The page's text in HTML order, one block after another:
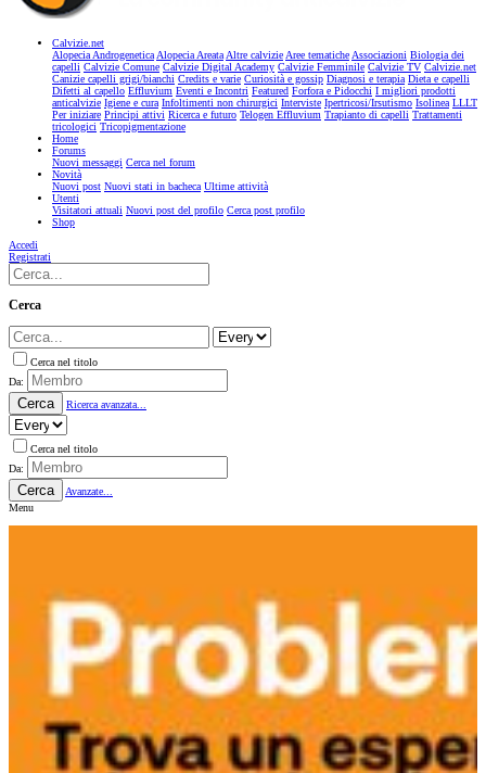
Calvizie.net
Alopecia AndrogeneticaAlopecia AreataAltre calvizieAree tematicheAssociazioni Biologia dei
capelli Calvizie Comune Calvizie Digital Academy Calvizie Femminile Calvizie TV Calvizie.net
Canizie capelli grigi/bianchi Credits e varie Curiosità e gossip Diagnosi e terapia Dieta e capelli
Difetti al capello Effluvium Eventi e Incontri Featured Forfora e Pidocchi I migliori prodotti
anticalvizie Igiene e cura Infoltimenti non chirurgici Interviste Ipertricosi/Irsutismo Isolinea LLLT
Per iniziare Principi attivi Ricerca e futuro Telogen Effluvium Trapianto di capelli Trattamenti
tricologici Tricopigmentazione
Home
Forums
Nuovi messaggi Cerca nel forum
Novità
Nuovi post Nuovi stati in bacheca Ultime attività
Utenti
Visitatori attuali Nuovi post del profilo Cerca post profilo
Shop
Accedi
Registrati
Cerca
Cerca nel titolo
Da:
Cerca Ricerca avanzata...
Cerca nel titolo
Da:
Cerca
Avanzate...
Menu